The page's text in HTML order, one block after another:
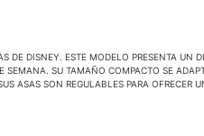
DE DISNEY. ESTE MODELO PRESENTA UN
SU TAMAÑO COMPACTO SE
SUS ASAS SON REGULABLES PARA